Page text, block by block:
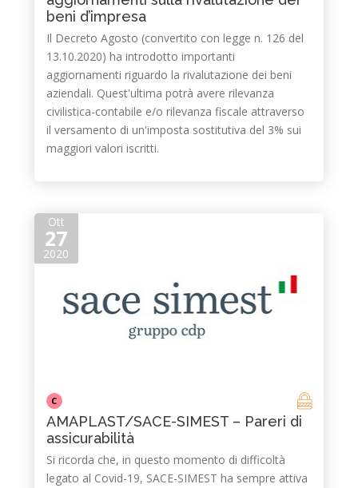
beni d’impresa
Il Decreto Agosto (convertito con legge n. 126 del
13.10.2020) ha introdotto importanti
aggiornamenti riguardo la rivalutazione dei beni
aziendali. Quest'ultima potrà avere rilevanza
civilistica-contabile e/o rilevanza fiscale attraverso
il versamento di un'imposta sostitutiva del 3% sui
maggiori valori iscritti.
Ott
27
2020
C
AMAPLAST/SACE-SIMEST – Pareri di
assicurabilità
Si ricorda che, in questo momento di difficoltà
legato al Covid-19, SACE-SIMEST ha sempre attiva